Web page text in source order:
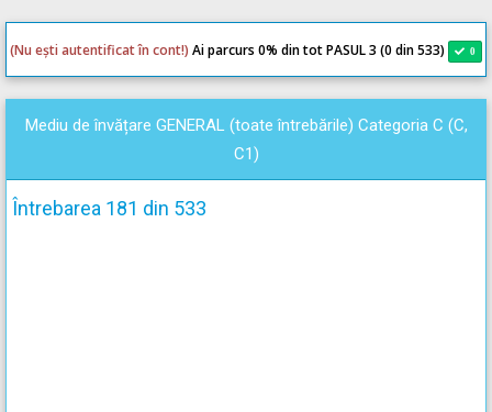
(Nu ești autentificat în cont!) Ai parcurs 0% din tot PASUL 3 (0 din 533) 0
Mediu de învățare GENERAL (toate întrebările) Categoria C (C,
C1)
Întrebarea 181 din 533